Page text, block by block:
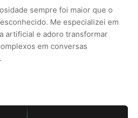
sempre foi maior que o
Me especializei em
artificial e adoro transformar
em conversas